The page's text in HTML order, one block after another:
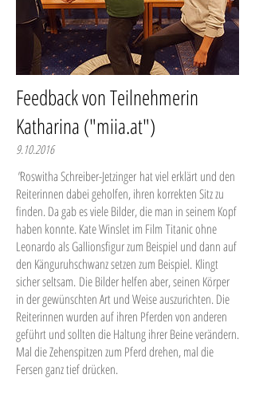
Feedback von Teilnehmerin
Katharina ("miia.at")
9.10.2016
"Roswitha Schreiber-Jetzinger hat viel erklärt und den
Reiterinnen dabei geholfen, ihren korrekten Sitz zu
finden. Da gab es viele Bilder, die man in seinem Kopf
haben konnte. Kate Winslet im Film Titanic ohne
Leonardo als Gallionsfigur zum Beispiel und dann auf
den Känguruhschwanz setzen zum Beispiel. Klingt
sicher seltsam. Die Bilder helfen aber, seinen Körper
in der gewünschten Art und Weise auszurichten. Die
Reiterinnen wurden auf ihren Pferden von anderen
geführt und sollten die Haltung ihrer Beine verändern.
Mal die Zehenspitzen zum Pferd drehen, mal die
Fersen ganz tief drücken.